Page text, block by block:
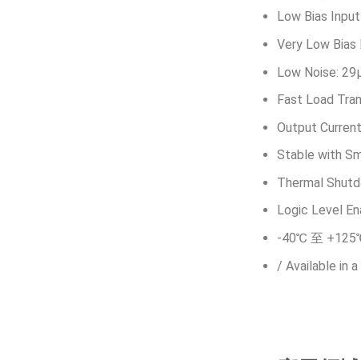
Low Bias
Very Low Bias
Low Noise:
Fast Load
Output
Stable with
Thermal
Logic Level
-40℃ 至
/ Available in